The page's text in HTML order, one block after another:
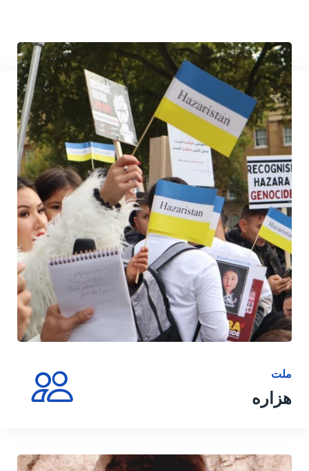
ملت
هزاره